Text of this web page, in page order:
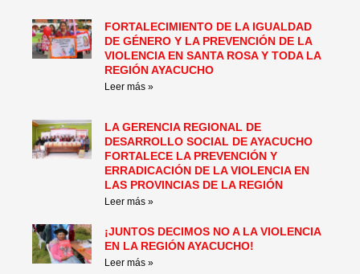
FORTALECIMIENTO DE LA IGUALDAD
DE GÉNERO Y LA PREVENCIÓN DE LA
VIOLENCIA EN SANTA ROSA Y TODA LA
REGIÓN AYACUCHO
Leer más »
LA GERENCIA REGIONAL DE
DESARROLLO SOCIAL DE AYACUCHO
FORTALECE LA PREVENCIÓN Y
ERRADICACIÓN DE LA VIOLENCIA EN
LAS PROVINCIAS DE LA REGIÓN
Leer más »
¡JUNTOS DECIMOS NO A LA VIOLENCIA
EN LA REGIÓN AYACUCHO!
Leer más »